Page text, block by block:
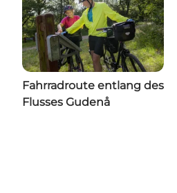
Fahrradroute entlang des
Flusses Gudenå